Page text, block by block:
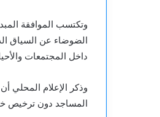
وتكتسب الموافقة
الضوضاء عن السياق
داخل المجتمعات
وذكر الإعلام المحلي
المساجد دون ترخيص